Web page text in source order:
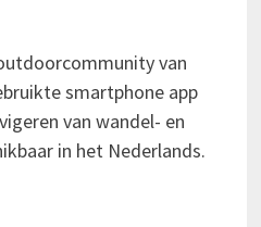
van
smartphone app
van wandel- en
in het Nederlands.